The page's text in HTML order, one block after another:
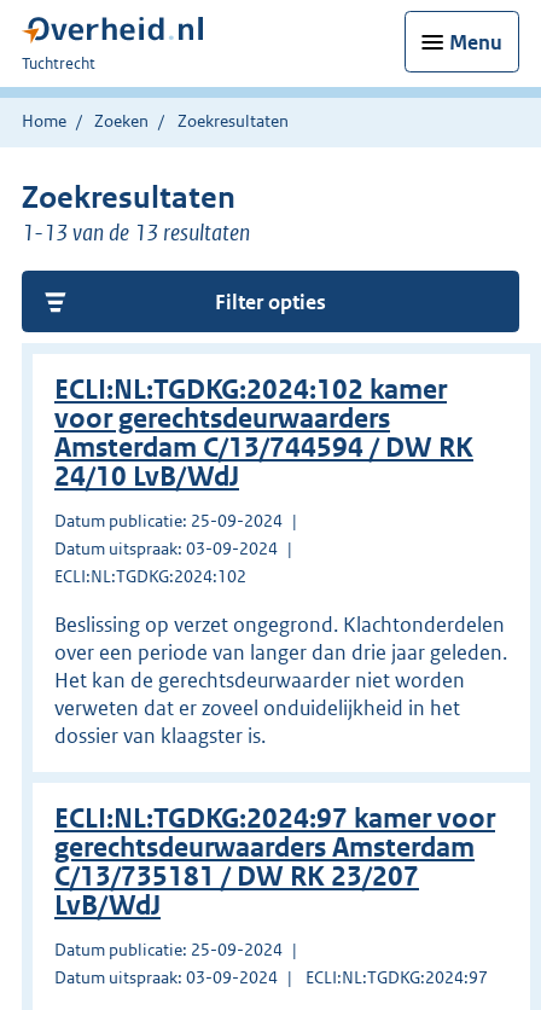
Menu
U
bent
hier:
Tuchtrecht
Home Zoeken Zoekresultaten
Zoekresultaten
1-13 van de 13 resultaten
Filter opties
ECLI:NL:TGDKG:2024:102 kamer
voor gerechtsdeurwaarders
Amsterdam C/13/744594 / DW RK
24/10 LvB/WdJ
Datum publicatie: 25-09-2024
Datum uitspraak: 03-09-2024
ECLI:NL:TGDKG:2024:102
Beslissing op verzet ongegrond. Klachtonderdelen
over een periode van langer dan drie jaar geleden.
Het kan de gerechtsdeurwaarder niet worden
verweten dat er zoveel onduidelijkheid in het
dossier van klaagster is.
ECLI:NL:TGDKG:2024:97 kamer voor
gerechtsdeurwaarders Amsterdam
C/13/735181 / DW RK 23/207
LvB/WdJ
Datum publicatie: 25-09-2024
Datum uitspraak: 03-09-2024
ECLI:NL:TGDKG:2024:97